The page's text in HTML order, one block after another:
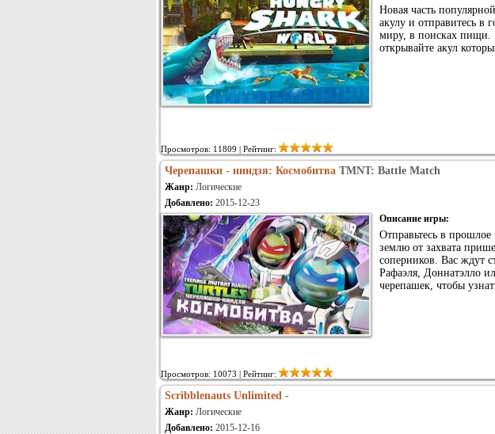
Новая часть
акулу и отправитесь в
миру, в поисках пищи.
открывайте акул
Просмотров: 11809 | Рейтинг:
Черепашки - ниндзя: Космобитва TMNT: Battle Match
Жанр: Логические
Добавлено: 2015-12-23
Описание игры:
Отправьтесь в
землю от захвата
соперников. Вас ждут
Рафаэля, Доннатэлло
черепашек, чтобы
Просмотров: 10073 | Рейтинг:
Scribblenauts Unlimited -
Жанр: Логические
Добавлено: 2015-12-16